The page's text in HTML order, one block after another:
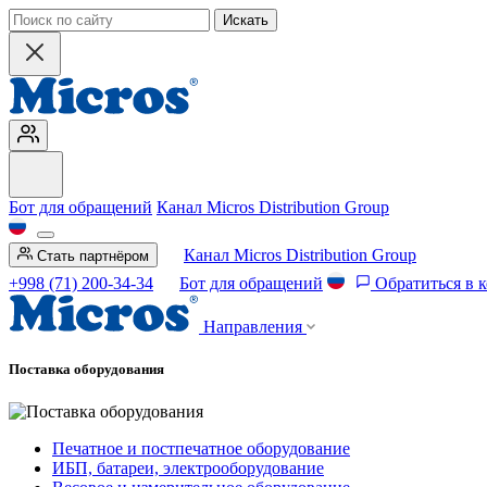
Искать
Бот для обращений Канал Micros Distribution Group
Стать партнёром
Канал Micros Distribution Group
+998 (71) 200-34-34
Бот для обращений Обратиться в
Направления
Поставка оборудования
Печатное и постпечатное оборудование
ИБП, батареи, электрооборудование